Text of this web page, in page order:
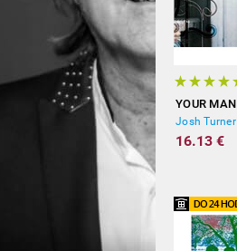
YOUR MAN
Josh Turner
16.13 €